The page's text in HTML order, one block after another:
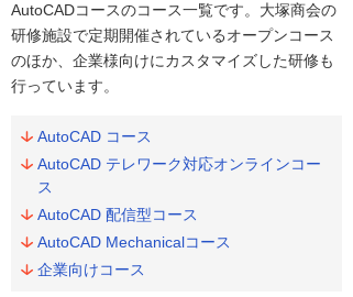
AutoCADコースのコース一覧です。大塚商会の
研修施設で定期開催されているオープンコース
のほか、企業様向けにカスタマイズした研修も
行っています。
AutoCAD コース
AutoCAD テレワーク対応オンラインコー
ス
AutoCAD 配信型コース
AutoCAD Mechanicalコース
企業向けコース